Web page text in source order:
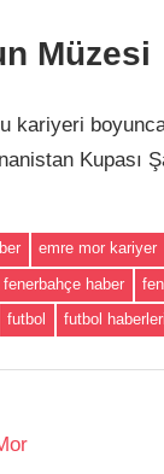
Müzesi
kariyeri
Kupası
emre mor kariyer
fenerbahçe haber
futbol futbol haberleri